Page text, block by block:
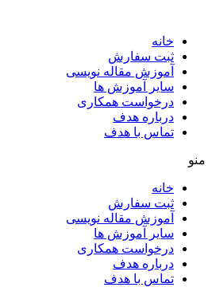
خانه
ثبت سفارش
آموزش مقاله نویسی
سایر آموزش ها
درخواست همکاری
درباره هدف
تماس با هدف
منو
خانه
ثبت سفارش
آموزش مقاله نویسی
سایر آموزش ها
درخواست همکاری
درباره هدف
تماس با هدف